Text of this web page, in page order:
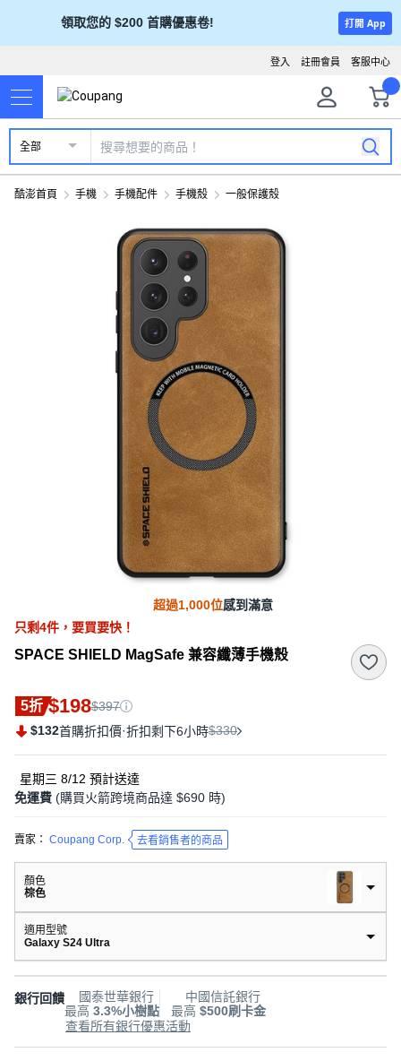
領取您的 $200 首購優惠卷! 打開 App
客服中心
註冊會員
登入
全部
酷澎首頁 手機 手機配件 手機殼 一般保護殼
超過1,000位感到滿意
只剩4件， 要買要快！
SPACE SHIELD MagSafe 兼容纖薄手機殼
5折 $198$397
$132首購折扣價·折扣剩下6小時$330
星期三 8/12 預計送達
免運費 (購買火箭跨境商品達 $690 時)
賣家： Coupang Corp. 去看銷售者的商品
顏色
棕色
適用型號
Galaxy S24 Ultra
銀行回饋
國泰世華銀行
最高 3.3%小樹點
中國信託銀行
最高 $500刷卡金
查看所有銀行優惠活動